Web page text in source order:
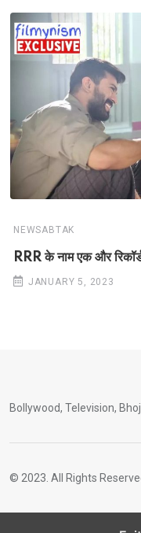
NEWSABTAK
RRR के नाम एक और
JANUARY 5, 2023
Bollywood, Television,
© 2023. All Rights